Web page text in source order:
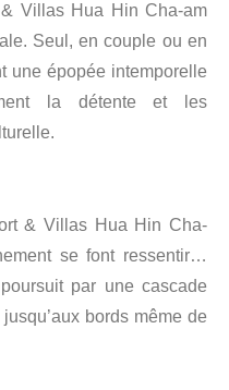
Villas Hua Hin Cha-am
Seul, en couple ou en
une épopée intemporelle
la détente et les
& Villas Hua Hin Cha-
se font ressentir…
par une cascade
bords même de